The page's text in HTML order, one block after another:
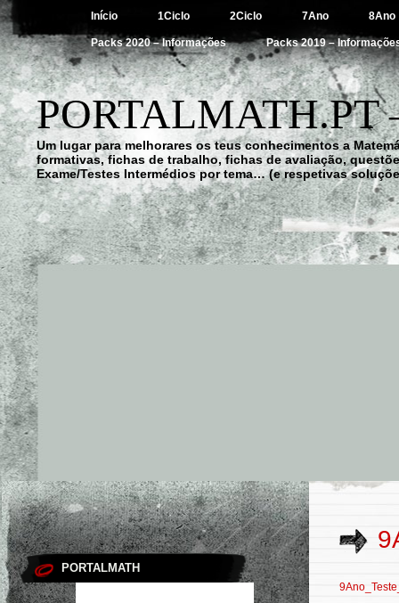
Início 1Ciclo 2Ciclo 7Ano 8Ano
Packs 2020 – Informações Packs 2019 –
Um lugar para melhorares os teus conhecimentos a
formativas, fichas de trabalho, fichas de avaliação,
Exame/Testes Intermédios por tema… (e respetivas
PORTALMATH